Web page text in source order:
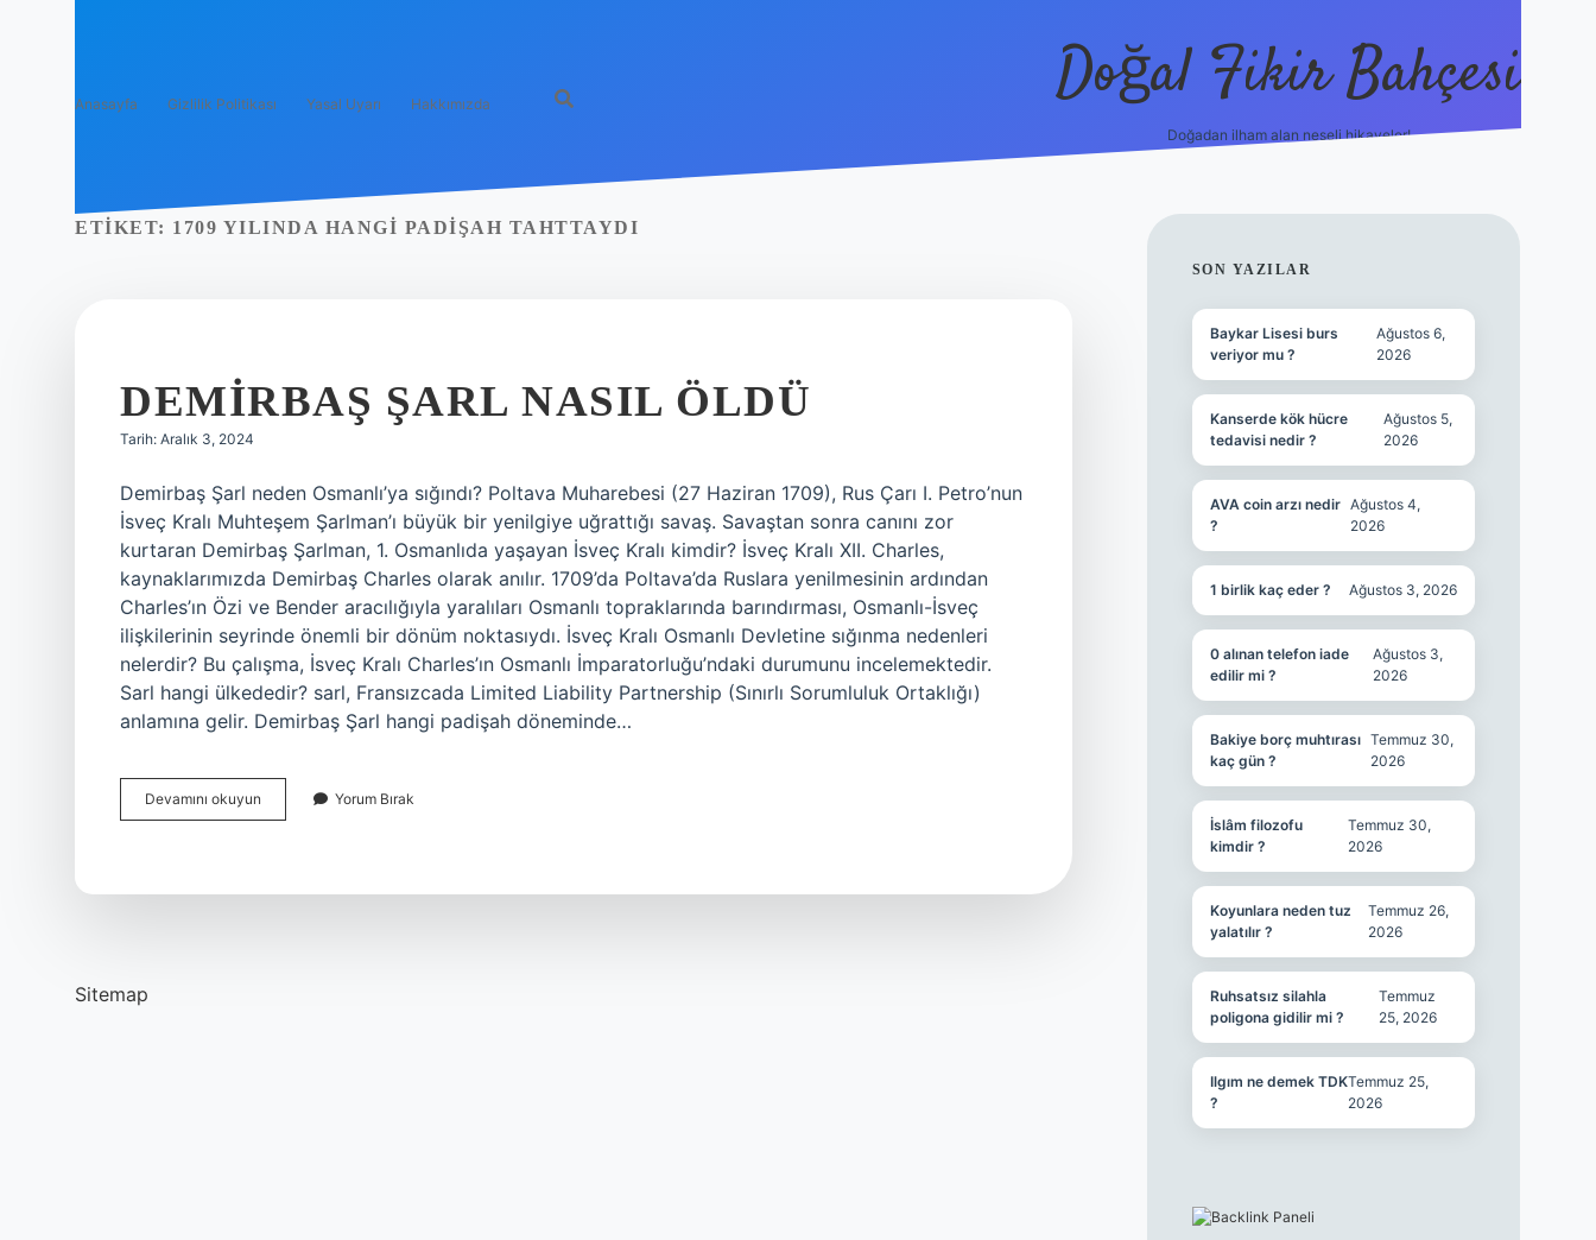
Anasayfa Gizlilik Politikası Yasal Uyarı Hakkımızda Doğal Fikir Bahçesi
Doğadan ilham alan neşeli hikayeler!
ETIKET: 1709 YILINDA HANGI PADIŞAH TAHTTAYDI
DEMIRBAŞ ŞARL NASIL ÖLDÜ
Tarih: Aralık 3, 2024
Demirbaş Şarl neden Osmanlı’ya sığındı? Poltava Muharebesi (27 Haziran 1709), Rus Çarı I. Petro’nun
İsveç Kralı Muhteşem Şarlman’ı büyük bir yenilgiye uğrattığı savaş. Savaştan sonra canını zor
kurtaran Demirbaş Şarlman, 1. Osmanlıda yaşayan İsveç Kralı kimdir? İsveç Kralı XII. Charles,
kaynaklarımızda Demirbaş Charles olarak anılır. 1709’da Poltava’da Ruslara yenilmesinin ardından
Charles’ın Özi ve Bender aracılığıyla yaralıları Osmanlı topraklarında barındırması, Osmanlı-İsveç
ilişkilerinin seyrinde önemli bir dönüm noktasıydı. İsveç Kralı Osmanlı Devletine sığınma nedenleri
nelerdir? Bu çalışma, İsveç Kralı Charles’ın Osmanlı İmparatorluğu’ndaki durumunu incelemektedir.
Sarl hangi ülkededir? sarl, Fransızcada Limited Liability Partnership (Sınırlı Sorumluluk Ortaklığı)
anlamına gelir. Demirbaş Şarl hangi padişah döneminde…
Devamını okuyun Demirbaş
Şarl
Yorum Bırak
Sitemap
SIDEBAR
SON YAZILAR
Baykar Lisesi burs
veriyor mu ?
Ağustos 6,
2026
Kanserde kök hücre
tedavisi nedir ?
Ağustos 5,
2026
AVA coin arzı nedir
?
Ağustos 4,
2026
1 birlik kaç eder ? Ağustos 3, 2026
0 alınan telefon iade
edilir mi ?
Ağustos 3,
2026
Bakiye borç muhtırası
kaç gün ?
Temmuz 30,
2026
İslâm filozofu
kimdir ?
Temmuz 30,
2026
Koyunlara neden tuz
yalatılır ?
Temmuz 26,
2026
Ruhsatsız silahla
poligona gidilir mi ?
Temmuz
25, 2026
Ilgım ne demek TDK
?
Temmuz 25,
2026